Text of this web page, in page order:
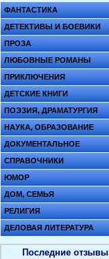
ФАНТАСТИКА
ДЕТЕКТИВЫ И БОЕВИКИ
ПРОЗА
ЛЮБОВНЫЕ РОМАНЫ
ПРИКЛЮЧЕНИЯ
ДЕТСКИЕ КНИГИ
ПОЭЗИЯ, ДРАМАТУРГИЯ
НАУКА, ОБРАЗОВАНИЕ
ДОКУМЕНТАЛЬНОЕ
СПРАВОЧНИКИ
ЮМОР
ДОМ, СЕМЬЯ
РЕЛИГИЯ
ДЕЛОВАЯ ЛИТЕРАТУРА
Последние отзывы